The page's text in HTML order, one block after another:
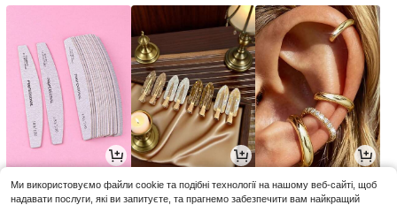
1.60€ 1.19€ -1% 2.09€ -5%
Ми використовуємо файли cookie та подібні технології на нашому веб-сайті, щоб
надавати послуги, які ви запитуєте, та прагнемо забезпечити вам найкращий